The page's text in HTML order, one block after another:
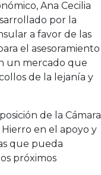
Ana Cecilia
por la
a favor de las
el asesoramiento
un mercado que
de la lejanía y
de la Cámara
en el apoyo y
que pueda
próximos